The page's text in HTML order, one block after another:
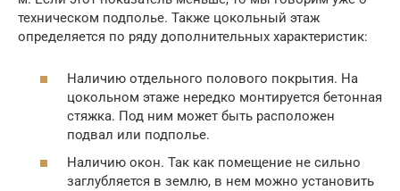
техническом подполье. Также цокольный этаж
определяется по ряду дополнительных характеристик:
Наличию отдельного полового покрытия. На
цокольном этаже нередко монтируется бетонная
стяжка. Под ним может быть расположен
подвал или подполье.
Наличию окон. Так как помещение не сильно
заглубляется в землю, в нем можно установить